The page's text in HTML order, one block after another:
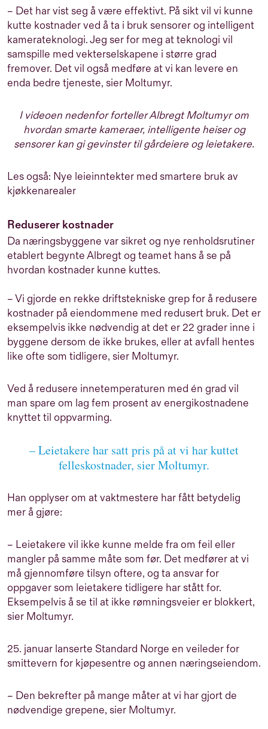
– Det har vist seg å være effektivt. På sikt vil vi kunne
kutte kostnader ved å ta i bruk sensorer og intelligent
kamerateknologi. Jeg ser for meg at teknologi vil
samspille med vekterselskapene i større grad
fremover. Det vil også medføre at vi kan levere en
enda bedre tjeneste, sier Moltumyr.
I videoen nedenfor forteller Albregt Moltumyr om
hvordan smarte kameraer, intelligente heiser og
sensorer kan gi gevinster til gårdeiere og leietakere.
Les også: Nye leieinntekter med smartere bruk av
kjøkkenarealer
Reduserer kostnader
Da næringsbyggene var sikret og nye renholdsrutiner
etablert begynte Albregt og teamet hans å se på
hvordan kostnader kunne kuttes.
– Vi gjorde en rekke driftstekniske grep for å redusere
kostnader på eiendommene med redusert bruk. Det er
eksempelvis ikke nødvendig at det er 22 grader inne i
byggene dersom de ikke brukes, eller at avfall hentes
like ofte som tidligere, sier Moltumyr.
Ved å redusere innetemperaturen med én grad vil
man spare om lag fem prosent av energikostnadene
knyttet til oppvarming.
– Leietakere har satt pris på at vi har kuttet
felleskostnader, sier Moltumyr.
Han opplyser om at vaktmestere har fått betydelig
mer å gjøre:
– Leietakere vil ikke kunne melde fra om feil eller
mangler på samme måte som før. Det medfører at vi
må gjennomføre tilsyn oftere, og ta ansvar for
oppgaver som leietakere tidligere har stått for.
Eksempelvis å se til at ikke rømningsveier er blokkert,
sier Moltumyr.
25. januar lanserte Standard Norge en veilederfor
smittevern for kjøpesentre og annen næringseiendom.
– Den bekrefter på mange måter at vi har gjort de
nødvendige grepene, sier Moltumyr.